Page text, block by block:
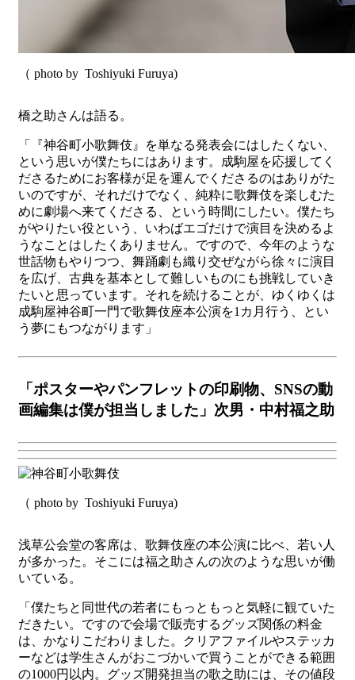
（ photo by Toshiyuki Furuya)
橋之助さんは語る。
「『神谷町小歌舞伎』を単なる発表会にはしたくない、
という思いが僕たちにはあります。成駒屋を応援してく
ださるためにお客様が足を運んでくださるのはありがた
いのですが、それだけでなく、純粋に歌舞伎を楽しむた
めに劇場へ来てくださる、という時間にしたい。僕たち
がやりたい役という、いわばエゴだけで演目を決めるよ
うなことはしたくありません。ですので、今年のような
世話物もやりつつ、舞踊劇も織り交ぜながら徐々に演目
を広げ、古典を基本として難しいものにも挑戦していき
たいと思っています。それを続けることが、ゆくゆくは
成駒屋神谷町一門で歌舞伎座本公演を1カ月行う、とい
う夢にもつながります」
「ポスターやパンフレットの印刷物、SNSの動
画編集は僕が担当しました」次男・中村福之助
（ photo by Toshiyuki Furuya)
浅草公会堂の客席は、歌舞伎座の本公演に比べ、若い人
が多かった。そこには福之助さんの次のような思いが働
いている。
「僕たちと同世代の若者にもっともっと気軽に観ていた
だきたい。ですので会場で販売するグッズ関係の料金
は、かなりこだわりました。クリアファイルやステッカ
ーなどは学生さんがおこづかいで買うことができる範囲
の1000円以内。グッズ開発担当の歌之助には、その値段